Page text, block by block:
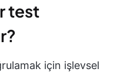
test
için işlevsel